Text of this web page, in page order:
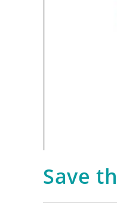
Save